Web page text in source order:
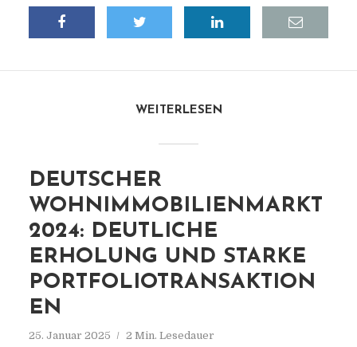
WEITERLESEN
DEUTSCHER
WOHNIMMOBILIENMARKT
2024: DEUTLICHE
ERHOLUNG UND STARKE
PORTFOLIOTRANSAKTION
EN
25. Januar 2025 2 Min. Lesedauer